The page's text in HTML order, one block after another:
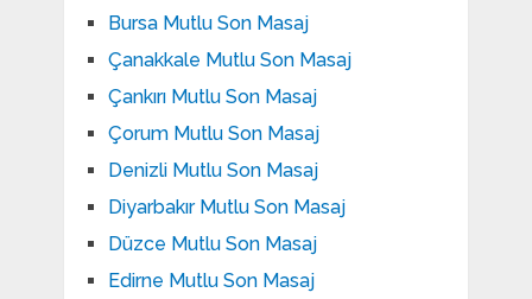
Bursa Mutlu Son Masaj
Çanakkale Mutlu Son Masaj
Çankırı Mutlu Son Masaj
Çorum Mutlu Son Masaj
Denizli Mutlu Son Masaj
Diyarbakır Mutlu Son Masaj
Düzce Mutlu Son Masaj
Edirne Mutlu Son Masaj